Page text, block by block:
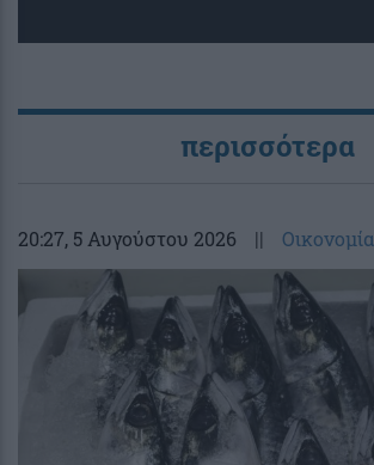
περισσότερα
20:27, 5 Αυγούστου 2026 || Οικονομία